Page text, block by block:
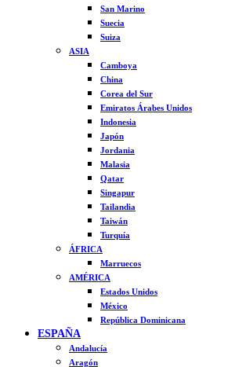
San Marino
Suecia
Suiza
ASIA
Camboya
China
Corea del Sur
Emiratos Árabes Unidos
Indonesia
Japón
Jordania
Malasia
Qatar
Singapur
Tailandia
Taiwán
Turquía
ÁFRICA
Marruecos
AMÉRICA
Estados Unidos
México
República Dominicana
ESPAÑA
Andalucía
Aragón